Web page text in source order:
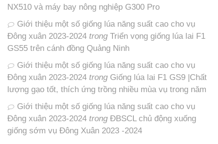
NX510 và máy bay nông nghiệp G300 Pro
Giới thiệu một số giống lúa năng suất cao cho vụ
Đông xuân 2023-2024 trong Triển vọng giống lúa lai F1
GS55 trên cánh đồng Quảng Ninh
Giới thiệu một số giống lúa năng suất cao cho vụ
Đông xuân 2023-2024 trong Giống lúa lai F1 GS9 |Chất
lượng gạo tốt, thích ứng trồng nhiều mùa vụ trong năm
Giới thiệu một số giống lúa năng suất cao cho vụ
Đông xuân 2023-2024 trong ĐBSCL chủ động xuống
giống sớm vụ Đông Xuân 2023 -2024